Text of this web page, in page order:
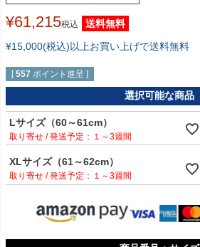
¥61,215税込
送料無料
¥15,000(税込)以上お買い上げで送料無料
[ 557 ポイント進呈 ]
選択可能な商品
Lサイズ（60～61cm）
１～3週間
XLサイズ（61～62cm）
１～3週間